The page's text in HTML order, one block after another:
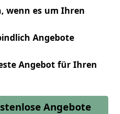
wenn es um Ihren
Angebote
Angebot für Ihren
Angebote